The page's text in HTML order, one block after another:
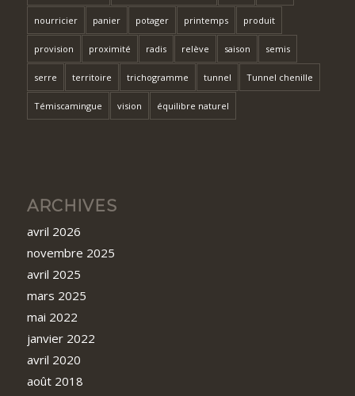
nourricier panier potager printemps produit
provision proximité radis relève saison semis
serre territoire trichogramme tunnel Tunnel chenille
Témiscamingue vision équilibre naturel
ARCHIVES
avril 2026
novembre 2025
avril 2025
mars 2025
mai 2022
janvier 2022
avril 2020
août 2018